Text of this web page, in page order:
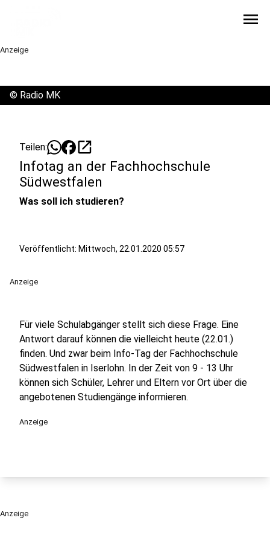
menu
Anzeige
© Radio MK
Teilen: open_in_new
Infotag an der Fachhochschule
Südwestfalen
Was soll ich studieren?
Veröffentlicht: Mittwoch, 22.01.2020 05:57
Anzeige
Für viele Schulabgänger stellt sich diese Frage. Eine
Antwort darauf können die vielleicht heute (22.01.)
finden. Und zwar beim Info-Tag der Fachhochschule
Südwestfalen in Iserlohn. In der Zeit von 9 - 13 Uhr
können sich Schüler, Lehrer und Eltern vor Ort über die
angebotenen Studiengänge informieren.
Anzeige
Anzeige